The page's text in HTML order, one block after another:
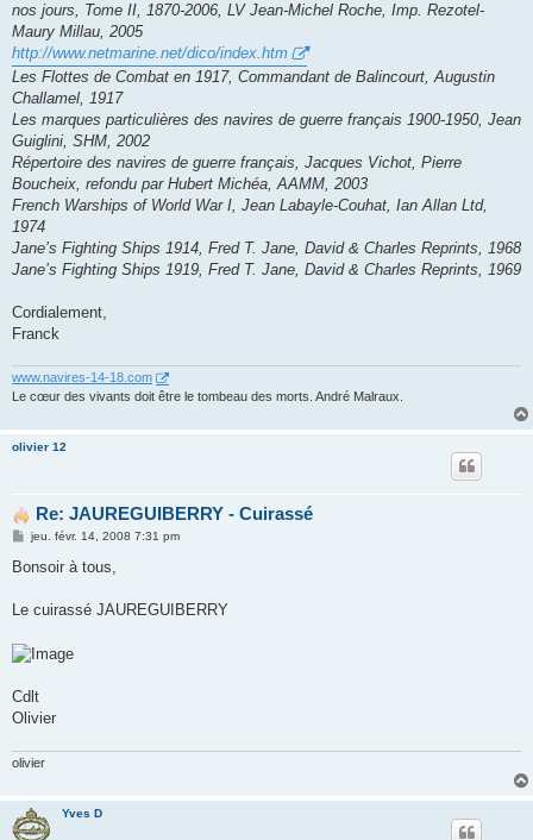
nos jours, Tome II, 1870-2006, LV Jean-Michel Roche, Imp. Rezotel-
Maury Millau, 2005
http://www.netmarine.net/dico/index.htm
Les Flottes de Combat en 1917, Commandant de Balincourt, Augustin
Challamel, 1917
Les marques particulières des navires de guerre français 1900-1950, Jean
Guiglini, SHM, 2002
Répertoire des navires de guerre français, Jacques Vichot, Pierre
Boucheix, refondu par Hubert Michéa, AAMM, 2003
French Warships of World War I, Jean Labayle-Couhat, Ian Allan Ltd,
1974
Jane’s Fighting Ships 1914, Fred T. Jane, David & Charles Reprints, 1968
Jane’s Fighting Ships 1919, Fred T. Jane, David & Charles Reprints, 1969
Cordialement,
Franck
www.navires-14-18.com
Le cœur des vivants doit être le tombeau des morts. André Malraux.
olivier 12
Re: JAUREGUIBERRY - Cuirassé
M
s
g
jeu. févr. 14, 2008 7:31 pm
Bonsoir à tous,
Le cuirassé JAUREGUIBERRY
Cdlt
Olivier
olivier
Yves D